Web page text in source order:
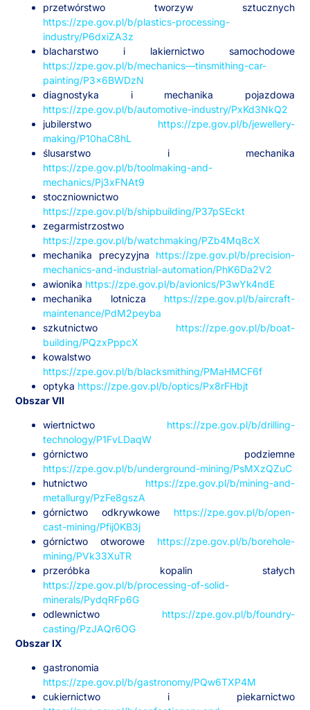
przetwórstwo tworzyw sztucznych
https://zpe.gov.pl/b/plastics-processing-
industry/P6dxiZA3z
blacharstwo i lakiernictwo samochodowe
https://zpe.gov.pl/b/mechanics—tinsmithing-car-
painting/P3x6BWDzN
diagnostyka i mechanika pojazdowa
https://zpe.gov.pl/b/automotive-industry/PxKd3NkQ2
jubilerstwo
https://zpe.gov.pl/b/jewellery-
making/P10haC8hL
ślusarstwo i mechanika
https://zpe.gov.pl/b/toolmaking-and-
mechanics/Pj3xFNAt9
stoczniownictwo
https://zpe.gov.pl/b/shipbuilding/P37pSEckt
zegarmistrzostwo
https://zpe.gov.pl/b/watchmaking/PZb4Mq8cX
mechanika precyzyjna https://zpe.gov.pl/b/precision-
mechanics-and-industrial-automation/PhK6Da2V2
awionika https://zpe.gov.pl/b/avionics/P3wYk4ndE
mechanika lotnicza https://zpe.gov.pl/b/aircraft-
maintenance/PdM2peyba
szkutnictwo
https://zpe.gov.pl/b/boat-
building/PQzxPppcX
kowalstwo
https://zpe.gov.pl/b/blacksmithing/PMaHMCF6f
optyka https://zpe.gov.pl/b/optics/Px8rFHbjt
Obszar VII
wiertnictwo https://zpe.gov.pl/b/drilling-
technology/P1FvLDaqW
górnictwo podziemne
https://zpe.gov.pl/b/underground-mining/PsMXzQZuC
hutnictwo https://zpe.gov.pl/b/mining-and-
metallurgy/PzFe8gszA
górnictwo odkrywkowe https://zpe.gov.pl/b/open-
cast-mining/Pfij0KB3j
górnictwo otworowe https://zpe.gov.pl/b/borehole-
mining/PVk33XuTR
przeróbka kopalin stałych
https://zpe.gov.pl/b/processing-of-solid-
minerals/PydqRFp6G
odlewnictwo https://zpe.gov.pl/b/foundry-
casting/PzJAQr6OG
Obszar IX
gastronomia
https://zpe.gov.pl/b/gastronomy/PQw6TXP4M
cukiernictwo i piekarnictwo